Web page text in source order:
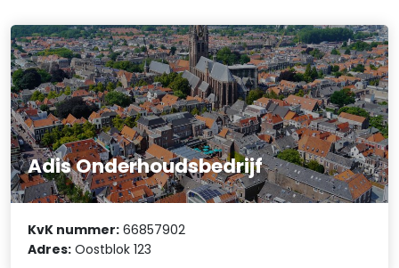
Adis Onderhoudsbedrijf
KvK nummer: 66857902
Adres: Oostblok 123